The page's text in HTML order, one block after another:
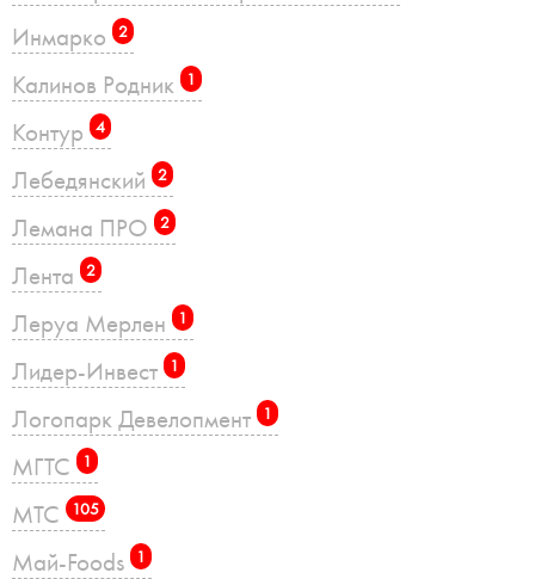
Инмарко
2
Калинов Родник 1
Контур 4
Лебедянский 2
Лемана ПРО 2
Лента 2
Леруа Мерлен 1
Лидер-Инвест 1
Логопарк Девелопмент 1
МГТС 1
МТС 105
Май-Foods 1